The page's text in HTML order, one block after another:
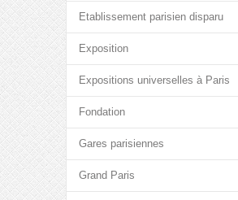
Etablissement parisien disparu
Exposition
Expositions universelles à Paris
Fondation
Gares parisiennes
Grand Paris